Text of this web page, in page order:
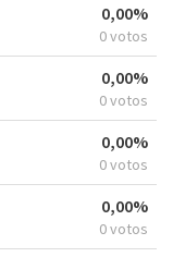
0,00%
0 votos
0,00%
0 votos
0,00%
0 votos
0,00%
0 votos